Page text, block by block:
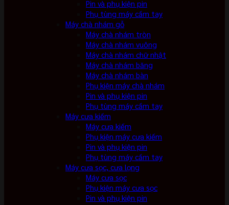
Pin và phụ kiện pin
Phụ tùng máy cầm tay
Máy chà nhám gỗ
Máy chà nhám tròn
Máy chà nhám vuông
Máy chà nhám chữ nhật
Máy chà nhám băng
Máy chà nhám bàn
Phụ kiện máy chà nhám
Pin và phụ kiện pin
Phụ tùng máy cầm tay
Máy cưa kiếm
Máy cưa kiếm
Phụ kiện máy cưa kiếm
Pin và phụ kiện pin
Phụ tùng máy cầm tay
Máy cưa sọc, cưa lọng
Máy cưa sọc
Phụ kiện máy cưa sọc
Pin và phụ kiện pin